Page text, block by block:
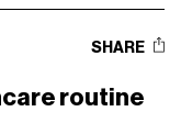
SHARE
routine